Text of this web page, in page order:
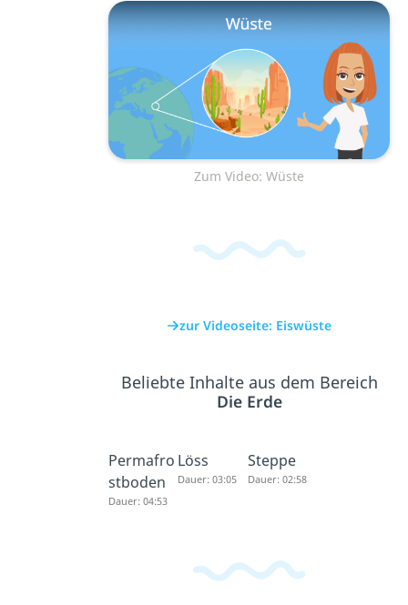
Zum Video: Wüste
zur Videoseite: Eiswüste
Beliebte Inhalte aus dem Bereich
Die Erde
Permafro
stboden
Dauer: 04:53
Löss
Dauer: 03:05
Steppe
Dauer: 02:58